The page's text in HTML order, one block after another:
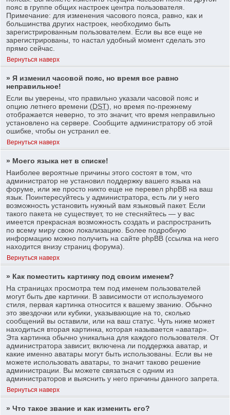
пояс в группе общих настроек центра пользователя.
Примечание: для изменения часового пояса, равно, как и
большинства других настроек, необходимо быть
зарегистрированным пользователем. Если вы все еще не
зарегистрированы, то настал удобный момент сделать это
прямо сейчас.
Вернуться наверх
» Я изменил часовой пояс, но время все равно
неправильное!
Если вы уверены, что правильно указали часовой пояс и
опцию летнего времени (DST), но время по-прежнему
отображается неверно, то это значит, что время неправильно
установлено на сервере. Сообщите администратору об этой
ошибке, чтобы он устранил ее.
Вернуться наверх
» Моего языка нет в списке!
Наиболее вероятные причины этого состоят в том, что
администратор не установил поддержку вашего языка на
форуме, или же просто никто еще не перевел phpBB на ваш
язык. Поинтересуйтесь у администратора, есть ли у него
возможность установить нужный вам языковый пакет. Если
такого пакета не существует, то не стесняйтесь — у вас
имеется прекрасная возможность создать и распространить
по всему миру свою локализацию. Более подробную
информацию можно получить на сайте phpBB (ссылка на него
находится внизу страниц форума).
Вернуться наверх
» Как поместить картинку под своим именем?
На страницах просмотра тем под именем пользователей
могут быть две картинки. В зависимости от используемого
стиля, первая картинка относится к вашему званию. Обычно
это звездочки или кубики, указывающие на то, сколько
сообщений вы оставили, или на ваш статус. Чуть ниже может
находиться вторая картинка, которая называется «аватар».
Эта картинка обычно уникальна для каждого пользователя. От
администратора зависит, включена ли поддержка аватар, и
какие именно аватары могут быть использованы. Если вы не
можете использовать аватары, то значит таково решение
администрации. Вы можете связаться с одним из
администраторов и выяснить у него причины данного запрета.
Вернуться наверх
» Что такое звание и как изменить его?